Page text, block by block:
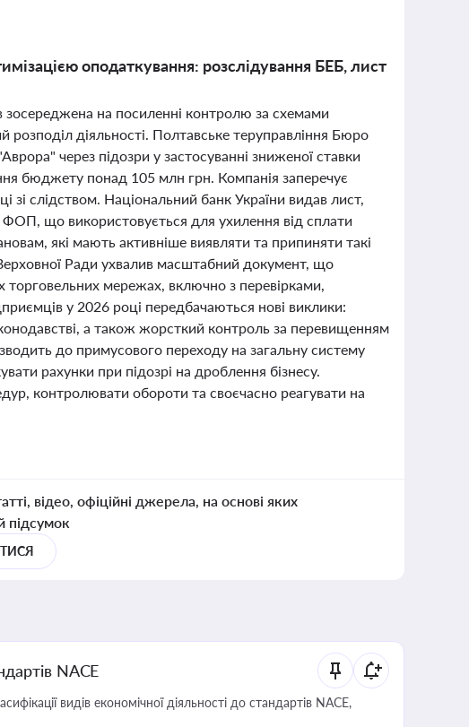
оподаткування: розслідування БЕБ, лист
зосереджена на посиленні контролю за схемами
розподіл діяльності. Полтавське теруправління Бюро
через підозри у застосуванні зниженої ставки
бюджету понад 105 млн грн. Компанія заперечує
зі слідством. Національний банк України видав лист,
ФОП, що використовується для ухилення від сплати
які мають активніше виявляти та припиняти такі
Ради ухвалив масштабний документ, що
торговельних мережах, включно з перевірками,
у 2026 році передбачаються нові виклики:
а також жорсткий контроль за перевищенням
до примусового переходу на загальну систему
рахунки при підозрі на дроблення бізнесу.
контролювати обороти та своєчасно реагувати на
відео, офіційні джерела, на основі яких
підсумок
NACE
видів економічної діяльності до стандартів NACE,